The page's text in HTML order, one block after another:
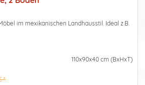
im mexikanischen Landhausstil. Ideal z.B.
110x90x40 cm (BxHxT)
*